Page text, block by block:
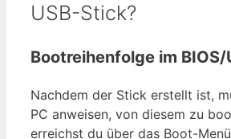
USB-Stick?
Bootreihenfolge im BIOS/
Nachdem der Stick erstellt ist,
PC anweisen, von diesem zu
erreichst du über das Boot-